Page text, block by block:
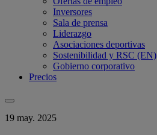
Inversores
Sala de prensa
Liderazgo
Asociaciones deportivas
Sostenibilidad y RSC (EN)
Gobierno corporativo
Precios
19 may. 2025